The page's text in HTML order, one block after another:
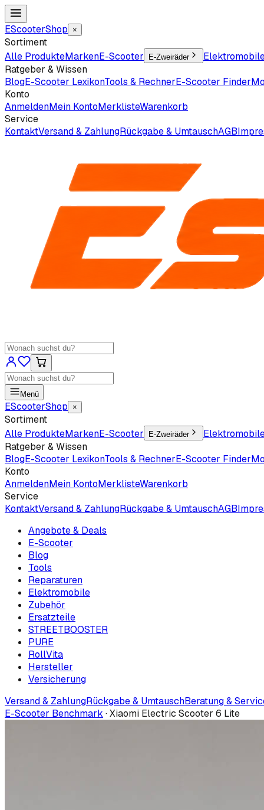
EScooterShop ×
Sortiment
Alle ProdukteMarkenE-Scooter E-Zweiräder
Ratgeber & Wissen
BlogE-Scooter LexikonTools & RechnerE-Scooter Finder
Konto
AnmeldenMein KontoMerklisteWarenkorb
Service
KontaktVersand & ZahlungRückgabe & UmtauschAGB
Menü
EScooterShop ×
Sortiment
Alle ProdukteMarkenE-Scooter E-Zweiräder
Ratgeber & Wissen
BlogE-Scooter LexikonTools & RechnerE-Scooter Finder
Konto
AnmeldenMein KontoMerklisteWarenkorb
Service
KontaktVersand & ZahlungRückgabe & UmtauschAGB
Angebote & Deals
E-Scooter
Blog
Tools
Reparaturen
Elektromobile
Zubehör
Ersatzteile
STREETBOOSTER
PURE
RollVita
Hersteller
Versicherung
Versand & ZahlungRückgabe & UmtauschBeratung &
E-Scooter Benchmark ·Xiaomi Electric Scooter 6 Lite